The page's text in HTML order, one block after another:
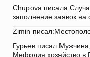
Chupova
заполнение заявок на
Zimin
Гурьев
Мефодия хозяйство в